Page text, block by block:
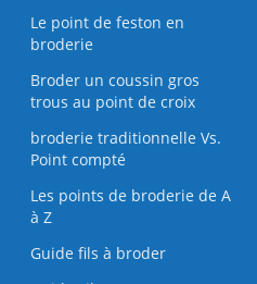
Le point de feston en
broderie
Broder un coussin gros
trous au point de croix
broderie traditionnelle Vs.
Point compté
Les points de broderie de A
à Z
Guide fils à broder